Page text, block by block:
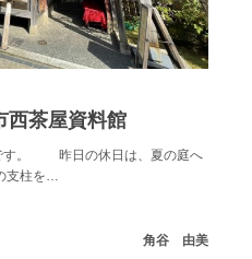
茶屋資料館
す。 昨日の休日は、夏の庭へ
支柱を…
角谷 由美